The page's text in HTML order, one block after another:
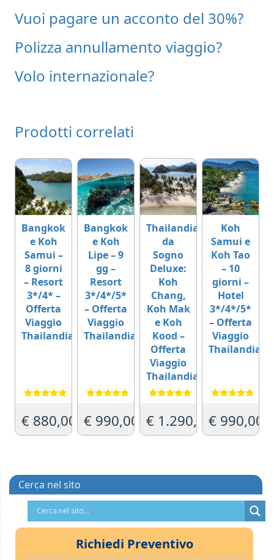
Vuoi pagare un acconto del 30%?
Polizza annullamento viaggio?
Volo internazionale?
Prodotti correlati
Bangkok
e Koh
Samui –
8 giorni
– Resort
3*/4* –
Offerta
Viaggio
Thailandia
su 5
€ 880,00
Bangkok
e Koh
Lipe – 9
gg –
Resort
3*/4*/5*
– Offerta
Viaggio
Thailandia
su 5
€ 990,00
Thailandia
da
Sogno
Deluxe:
Koh
Chang,
Koh Mak
e Koh
Kood –
Offerta
Viaggio
Thailandia
su 5
€ 1.290,00
Koh
Samui e
Koh Tao
– 10
giorni –
Hotel
3*/4*/5*
– Offerta
Viaggio
Thailandia
su 5
€ 990,00
Cerca nel sito
Richiedi Preventivo